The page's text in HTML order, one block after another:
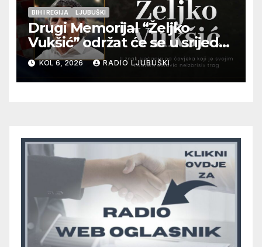
BIH I REGIJA LJUBUŠKI
Drugi Memorijal “Željko
Vukšić” održat će se u srijedu
12. kolovoza u Otoku
KOL 6, 2026 RADIO LJUBUŠKI